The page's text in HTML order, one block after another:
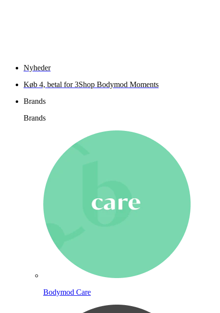
Nyheder
Køb 4, betal for 3Shop Bodymod Moments
Brands
Brands
Bodymod Care